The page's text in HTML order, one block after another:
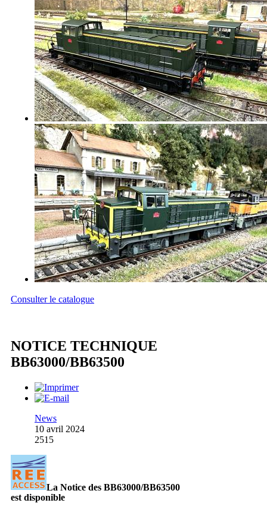
Consulter le catalogue
NOTICE TECHNIQUE
BB63000/BB63500
News
10 avril 2024
2515
La Notice des BB63000/BB63500
est disponible